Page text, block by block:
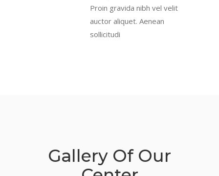
Proin gravida nibh vel velit
auctor aliquet. Aenean
sollicitudi
Gallery Of Our